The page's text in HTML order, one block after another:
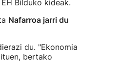
Bilduko kideak.
Nafarroa jarri du
du. "Ekonomia
bertako